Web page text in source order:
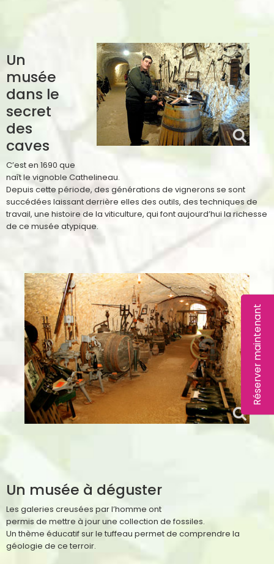
Un
musée
dans le
secret
des
caves
C’est en 1690 que
naît le vignoble Cathelineau.
Depuis cette période, des générations de vignerons se sont
succédées laissant derrière elles des outils, des techniques de
travail, une histoire de la viticulture, qui font aujourd’hui la richesse
de ce musée atypique.
Un musée à déguster
Les galeries creusées par l’homme ont
permis de mettre à jour une collection de fossiles.
Un thème éducatif sur le tuffeau permet de comprendre la
géologie de ce terroir.
Réserver maintenant